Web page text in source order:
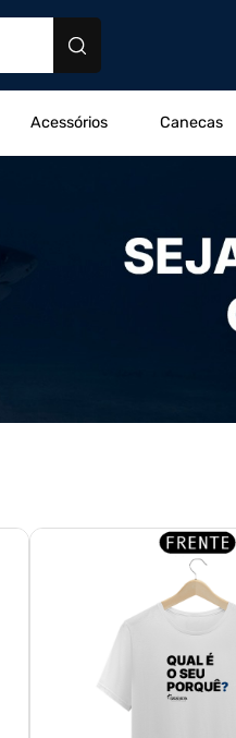
Acessórios Canecas